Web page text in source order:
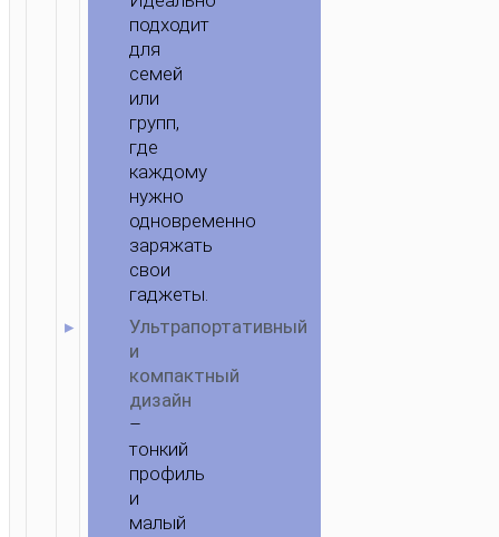
подходит
для
семей
или
групп,
где
каждому
нужно
одновременно
заряжать
свои
гаджеты.
Ультрапортативный
и
компактный
дизайн
–
тонкий
профиль
и
малый